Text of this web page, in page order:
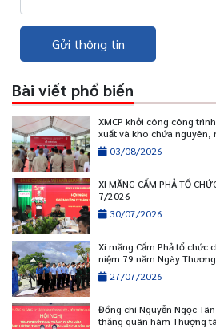
Gửi thông tin
Bài viết phổ biến
XMCP khởi công công
xuất và kho chứa nguyên,
03/08/2026
XI MĂNG CẨM PHẢ TỔ
7/2026
30/07/2026
Xi măng Cẩm Phả tổ chức
niệm 79 năm Ngày
27/07/2026
Đồng chí Nguyễn Ngọc
thăng quân hàm Thượng